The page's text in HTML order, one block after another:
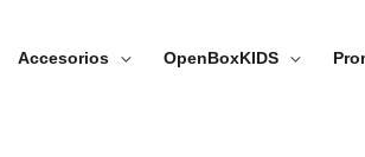
Accesorios OpenBoxKIDS